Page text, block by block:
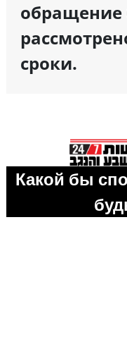
обращение
сроки.
Какой бы